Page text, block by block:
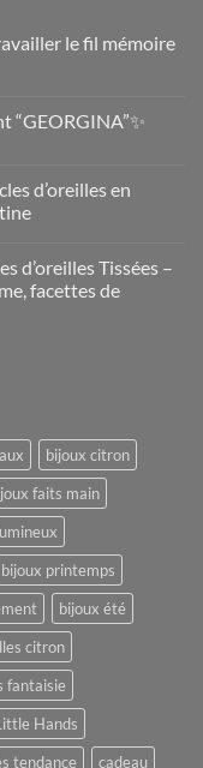
le fil mémoire
“GEORGINA”✨
d’oreilles en
d’oreilles Tissées –
facettes de
bijoux citron
faits main
bijoux printemps
bijoux été
citron
fantaisie
Hands
tendance cadeau